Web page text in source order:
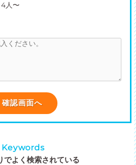
4人〜
でよく検索されている
Keywords